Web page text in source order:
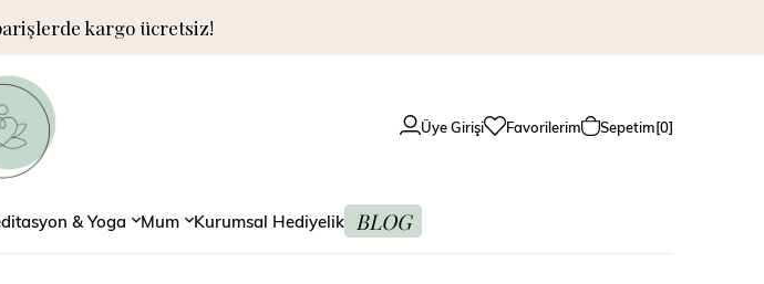
kargo ücretsiz!
Üye Girişi Favorilerim Sepetim 0
& Yoga Mum Kurumsal Hediyelik BLOG